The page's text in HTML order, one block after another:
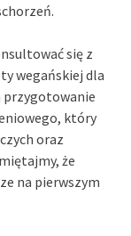
się z
wegańskiej dla
przygotowanie
który
oraz
że
na pierwszym